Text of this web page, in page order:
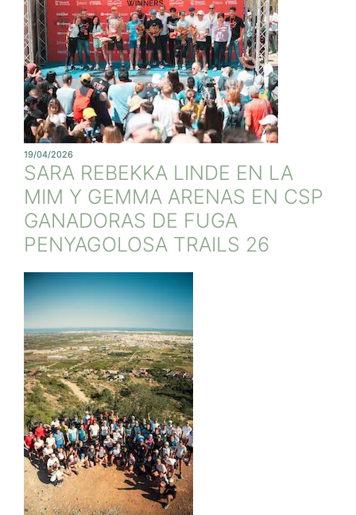
19/04/2026
SARA REBEKKA LINDE EN LA
MIM Y GEMMA ARENAS EN CSP
GANADORAS DE FUGA
PENYAGOLOSA TRAILS 26